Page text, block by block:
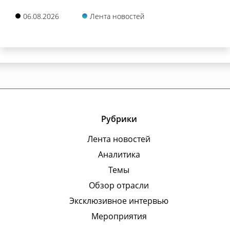
06.08.2026 Лента новостей
Рубрики
Лента новостей
Аналитика
Темы
Обзор отрасли
Эксклюзивное интервью
Мероприятия